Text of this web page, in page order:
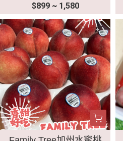
$899 ~ 1,580